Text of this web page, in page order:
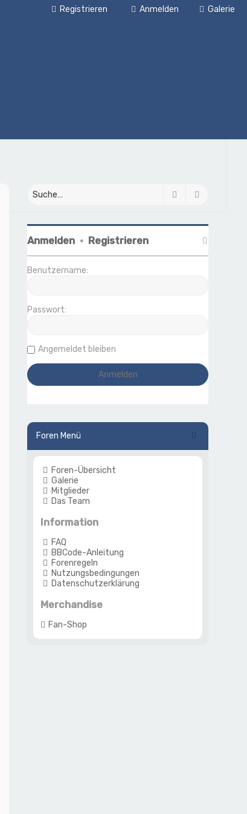
Galerie
Anmelden
Registrieren
Suche
Anmelden • Registrieren
Benutzername:
Passwort:
Angemeldet bleiben
Foren Menü
Foren-Übersicht
Galerie
Mitglieder
Das Team
Information
FAQ
BBCode-Anleitung
Forenregeln
Nutzungsbedingungen
Datenschutzerklärung
Merchandise
Fan-Shop